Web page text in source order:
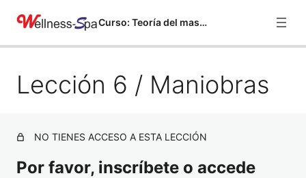
Curso: Teoría del masaje
Lección 1 / Historia
Lección 3 / Indicaciones del masaje
Lección 4 / Contraindicaciones
Lección 6 / Maniobras
NO TIENES ACCESO A ESTA LECCIÓN
Por favor, inscríbete o accede